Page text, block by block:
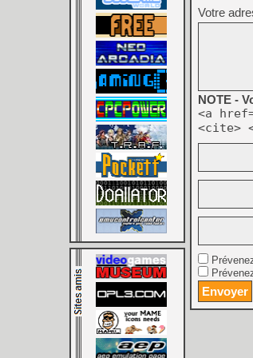
Votre
NOTE -
<a
<cite>